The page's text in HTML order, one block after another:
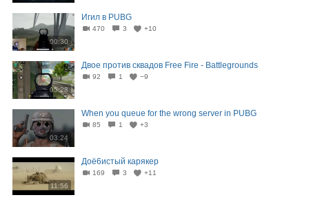
00:30
Игил в PUBG
470 3 +10
05:23
Двое против сквадов Free Fire - Battlegrounds
92 1 −9
03:24
When you queue for the wrong server in PUBG
85 1 +3
11:56
Доё6истый карякер
169 3 +11